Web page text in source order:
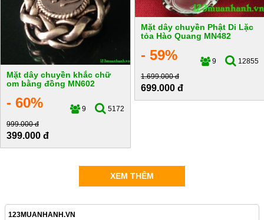
Mặt dây chuyền Phật Di Lặc
tỏa Hào Quang MN482
- 59% 9
12855
1.699.000 đ
699.000 đ
Mặt dây chuyền khắc chữ
om bằng đồng MN602
- 60% 9
5172
999.000 đ
399.000 đ
XEM THÊM
123MUANHANH.VN